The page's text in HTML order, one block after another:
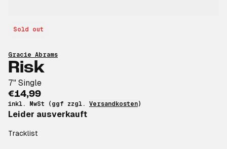
Gracie Abrams
Risk
7" Single
€14,99
inkl. MwSt (ggf zzgl. Versandkosten)
Leider ausverkauft
Tracklist
Sold out